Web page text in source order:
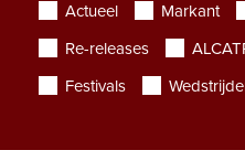
Actueel Markant
Re-releases
Festivals